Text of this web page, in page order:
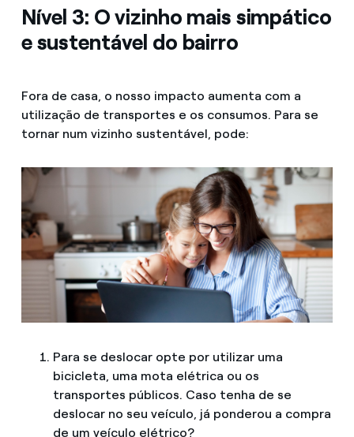
Nível 3: O vizinho mais simpático
e sustentável do bairro
Fora de casa, o nosso impacto aumenta com a
utilização de transportes e os consumos. Para se
tornar num vizinho sustentável, pode:
Para se deslocar opte por utilizar uma
bicicleta, uma mota elétrica ou os
transportes públicos. Caso tenha de se
deslocar no seu veículo, já ponderou a compra
de um veículo elétrico?